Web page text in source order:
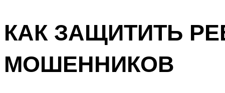
КАК ЗАЩИТИТЬ
МОШЕННИКОВ